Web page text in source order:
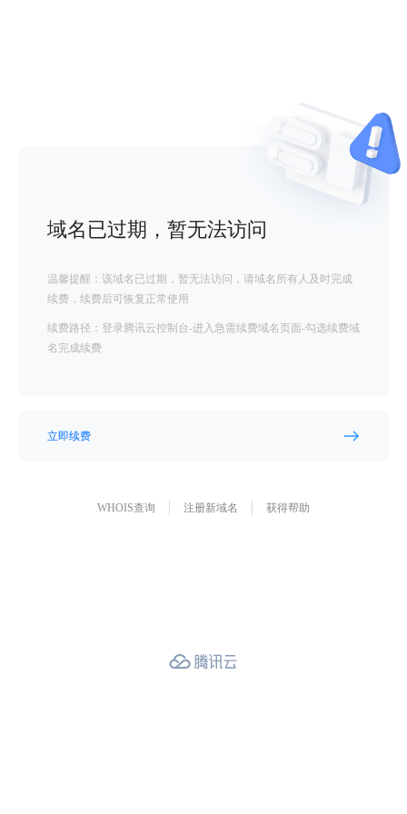
域名已过期，暂无法访问
温馨提醒：该域名已过期，暂无法访问，请域名所有人及时完成
续费，续费后可恢复正常使用
续费路径：登录腾讯云控制台-进入急需续费域名页面-勾选续费域
名完成续费
立即续费
WHOIS查询 注册新域名 获得帮助